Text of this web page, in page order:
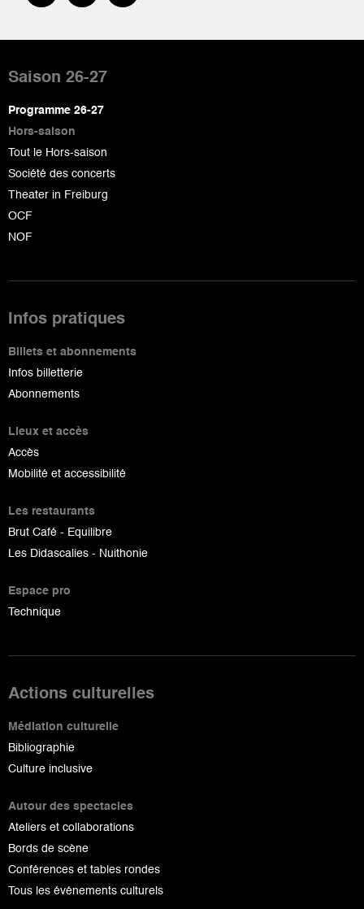
de
page
Saison 26-27
Programme 26-27
Hors-saison
Tout le Hors-saison
Société des concerts
Theater in Freiburg
OCF
NOF
Infos pratiques
Billets et abonnements
Infos billetterie
Abonnements
Lieux et accès
Accès
Mobilité et accessibilité
Les restaurants
Brut Café - Equilibre
Les Didascalies - Nuithonie
Espace pro
Technique
Actions culturelles
Médiation culturelle
Bibliographie
Culture inclusive
Autour des spectacles
Ateliers et collaborations
Bords de scène
Conférences et tables rondes
Tous les événements culturels